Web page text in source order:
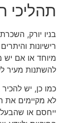
תהליכי
בניו יורק,
רישיונות
מיוחד או אם יש
להשתנות מעיר
כמו כן, יש
לא מקיימים את
ייחסם או